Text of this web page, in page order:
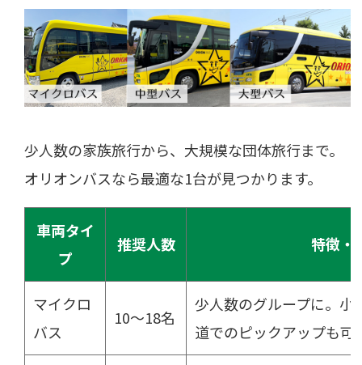
少人数の家族旅行から、大規模な団体旅行まで。
オリオンバスなら最適な1台が見つかります。
車両タイ
プ
推奨人数 特徴・
マイクロ
バス
10〜18名
少人数のグループに。小
道でのピックアップも可